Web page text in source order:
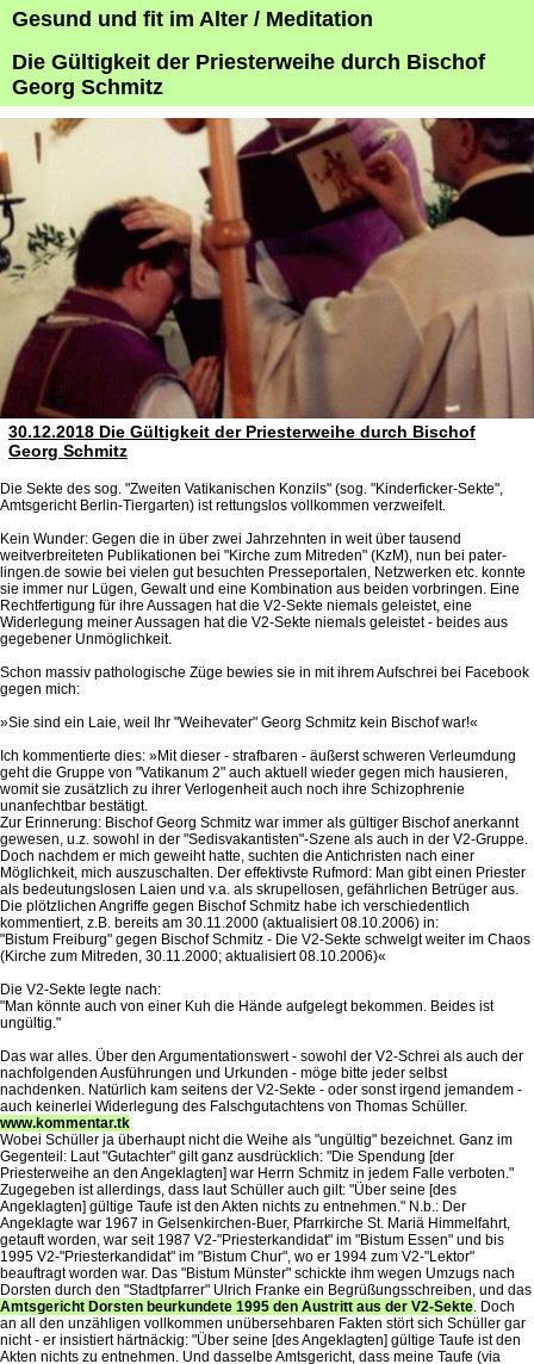
Gesund und fit im Alter / Meditation
Die Gültigkeit der Priesterweihe durch Bischof
Georg Schmitz
30.12.2018 Die Gültigkeit der Priesterweihe durch Bischof
Georg Schmitz
Die Sekte des sog. "Zweiten Vatikanischen Konzils" (sog. "Kinderficker-Sekte",
Amtsgericht Berlin-Tiergarten) ist rettungslos vollkommen verzweifelt.
Kein Wunder: Gegen die in über zwei Jahrzehnten in weit über tausend
weitverbreiteten Publikationen bei "Kirche zum Mitreden" (KzM), nun bei pater-
lingen.de sowie bei vielen gut besuchten Presseportalen, Netzwerken etc. konnte
sie immer nur Lügen, Gewalt und eine Kombination aus beiden vorbringen. Eine
Rechtfertigung für ihre Aussagen hat die V2-Sekte niemals geleistet, eine
Widerlegung meiner Aussagen hat die V2-Sekte niemals geleistet - beides aus
gegebener Unmöglichkeit.
Schon massiv pathologische Züge bewies sie in mit ihrem Aufschrei bei Facebook
gegen mich:
»Sie sind ein Laie, weil Ihr "Weihevater" Georg Schmitz kein Bischof war!«
Ich kommentierte dies: »Mit dieser - strafbaren - äußerst schweren Verleumdung
geht die Gruppe von "Vatikanum 2" auch aktuell wieder gegen mich hausieren,
womit sie zusätzlich zu ihrer Verlogenheit auch noch ihre Schizophrenie
unanfechtbar bestätigt.
Zur Erinnerung: Bischof Georg Schmitz war immer als gültiger Bischof anerkannt
gewesen, u.z. sowohl in der "Sedisvakantisten"-Szene als auch in der V2-Gruppe.
Doch nachdem er mich geweiht hatte, suchten die Antichristen nach einer
Möglichkeit, mich auszuschalten. Der effektivste Rufmord: Man gibt einen Priester
als bedeutungslosen Laien und v.a. als skrupellosen, gefährlichen Betrüger aus.
Die plötzlichen Angriffe gegen Bischof Schmitz habe ich verschiedentlich
kommentiert, z.B. bereits am 30.11.2000 (aktualisiert 08.10.2006) in:
"Bistum Freiburg" gegen Bischof Schmitz - Die V2-Sekte schwelgt weiter im Chaos
(Kirche zum Mitreden, 30.11.2000; aktualisiert 08.10.2006)«
Die V2-Sekte legte nach:
"Man könnte auch von einer Kuh die Hände aufgelegt bekommen. Beides ist
ungültig."
Das war alles. Über den Argumentationswert - sowohl der V2-Schrei als auch der
nachfolgenden Ausführungen und Urkunden - möge bitte jeder selbst
nachdenken. Natürlich kam seitens der V2-Sekte - oder sonst irgend jemandem -
auch keinerlei Widerlegung des Falschgutachtens von Thomas Schüller.
www.kommentar.tk
Wobei Schüller ja überhaupt nicht die Weihe als "ungültig" bezeichnet. Ganz im
Gegenteil: Laut "Gutachter" gilt ganz ausdrücklich: "Die Spendung [der
Priesterweihe an den Angeklagten] war Herrn Schmitz in jedem Falle verboten."
Zugegeben ist allerdings, dass laut Schüller auch gilt: "Über seine [des
Angeklagten] gültige Taufe ist den Akten nichts zu entnehmen." N.b.: Der
Angeklagte war 1967 in Gelsenkirchen-Buer, Pfarrkirche St. Mariä Himmelfahrt,
getauft worden, war seit 1987 V2-"Priesterkandidat" im "Bistum Essen" und bis
1995 V2-"Priesterkandidat" im "Bistum Chur", wo er 1994 zum V2-"Lektor"
beauftragt worden war. Das "Bistum Münster" schickte ihm wegen Umzugs nach
Dorsten durch den "Stadtpfarrer" Ulrich Franke ein Begrüßungsschreiben, und das
Amtsgericht Dorsten beurkundete 1995 den Austritt aus der V2-Sekte. Doch
an all den unzähligen vollkommen unübersehbaren Fakten stört sich Schüller gar
nicht - er insistiert härtnäckig: "Über seine [des Angeklagten] gültige Taufe ist den
Akten nichts zu entnehmen. Und dasselbe Amtsgericht, dass meine Taufe (via